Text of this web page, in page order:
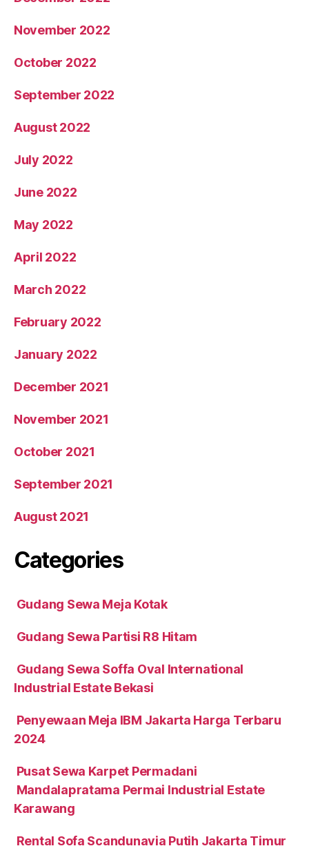
November 2022
October 2022
September 2022
August 2022
July 2022
June 2022
May 2022
April 2022
March 2022
February 2022
January 2022
December 2021
November 2021
October 2021
September 2021
August 2021
Categories
Gudang Sewa Meja Kotak
Gudang Sewa Partisi R8 Hitam
Gudang Sewa Soffa Oval International
Industrial Estate Bekasi
Penyewaan Meja IBM Jakarta Harga Terbaru
2024
Pusat Sewa Karpet Permadani
Mandalapratama Permai Industrial Estate
Karawang
Rental Sofa Scandunavia Putih Jakarta Timur